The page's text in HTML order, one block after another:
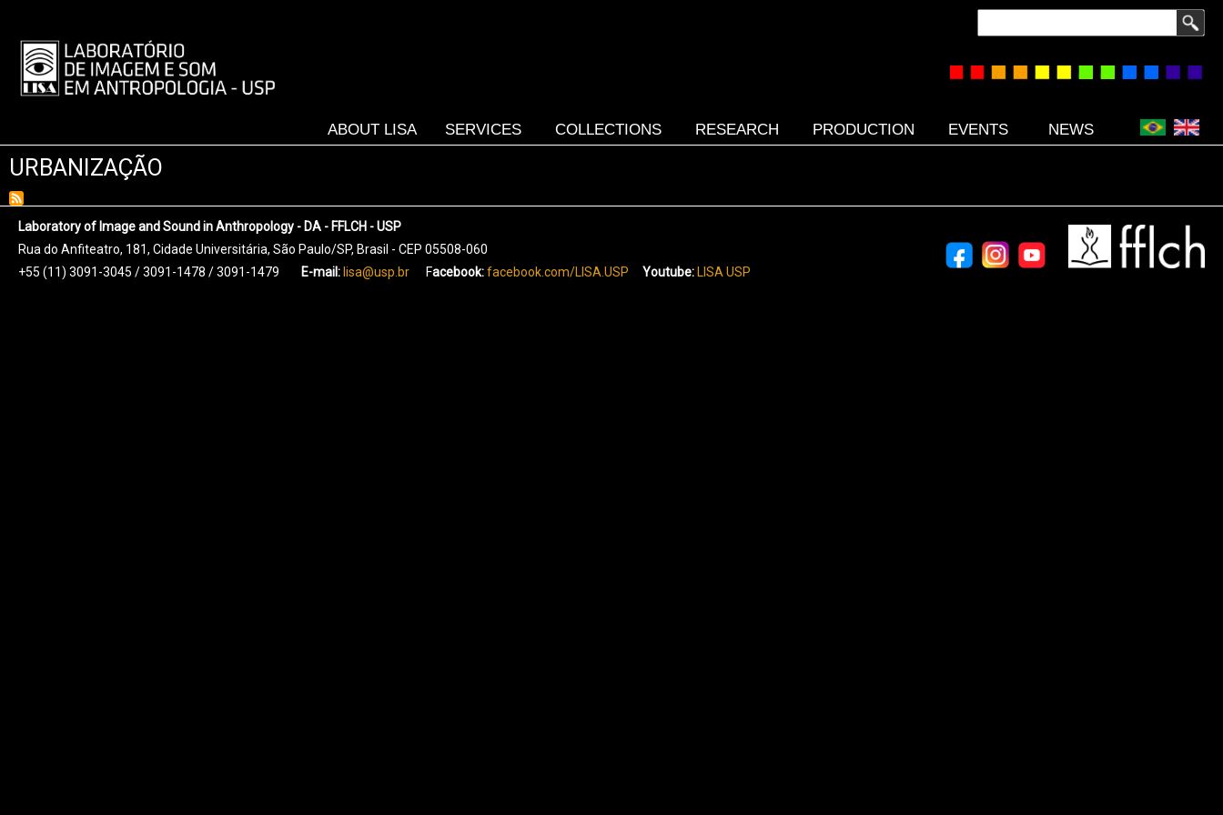
main
content
LISA
MENU
ABOUT LISA SERVICES COLLECTIONS RESEARCH PRODUCTION EVENTS NEWS
URBANIZAÇÃO
Laboratory of Image and Sound in Anthropology - DA - FFLCH - USP
Rua do Anfiteatro, 181, Cidade Universitária, São Paulo/SP, Brasil - CEP 05508-060
+55 (11) 3091-3045 / 3091-1478 / 3091-1479
E-mail: lisa@usp.br Facebook:facebook.com/LISA.USP Youtube: LISA USP